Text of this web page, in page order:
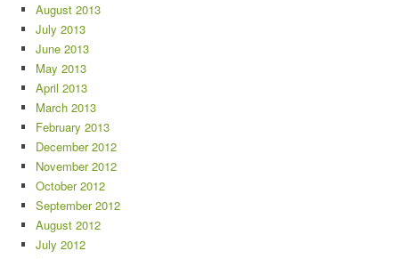
August 2013
July 2013
June 2013
May 2013
April 2013
March 2013
February 2013
December 2012
November 2012
October 2012
September 2012
August 2012
July 2012